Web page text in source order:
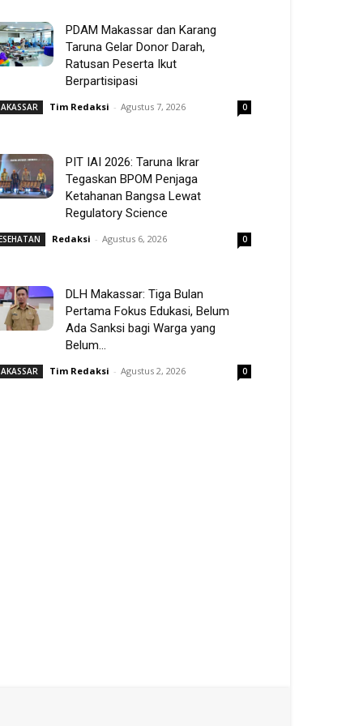
PDAM Makassar dan Karang
Taruna Gelar Donor Darah,
Ratusan Peserta Ikut
Berpartisipasi
Tim Redaksi - Agustus 7, 2026 0
PIT IAI 2026: Taruna Ikrar
Tegaskan BPOM Penjaga
Ketahanan Bangsa Lewat
Regulatory Science
Redaksi - Agustus 6, 2026 0
DLH Makassar: Tiga Bulan
Pertama Fokus Edukasi, Belum
Ada Sanksi bagi Warga yang
Belum...
Tim Redaksi - Agustus 2, 2026 0